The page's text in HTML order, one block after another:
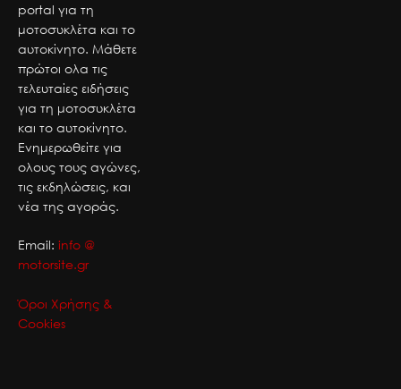
portal για τη
μοτοσυκλέτα και το
αυτοκίνητο. Μάθετε
πρώτοι ολα τις
τελευταίες ειδήσεις
για τη μοτοσυκλέτα
και το αυτοκίνητο.
Ενημερωθείτε για
ολους τους αγώνες,
τις εκδηλώσεις, και
νέα της αγοράς.
Email: info @
motorsite.gr
Όροι Χρήσης &
Cookies